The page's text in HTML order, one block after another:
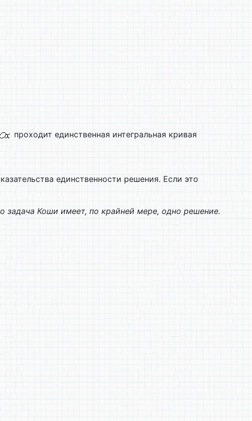
проходит единственная интегральная кривая
единственности решения. Если это
задача Коши имеет, по крайней мере, одно решение.